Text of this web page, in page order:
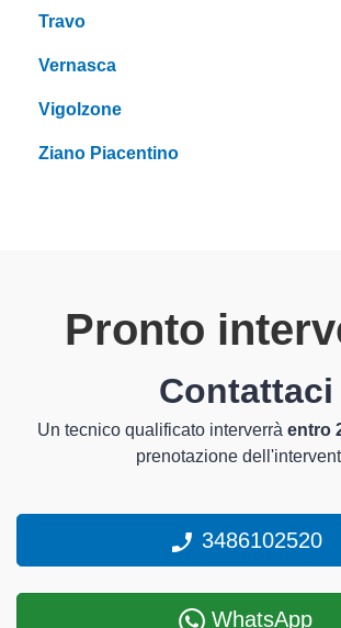
Travo
Vernasca
Vigolzone
Ziano Piacentino
Pronto
Contattaci
Un tecnico qualificato interverrà entro
prenotazione
3486102520
WhatsApp